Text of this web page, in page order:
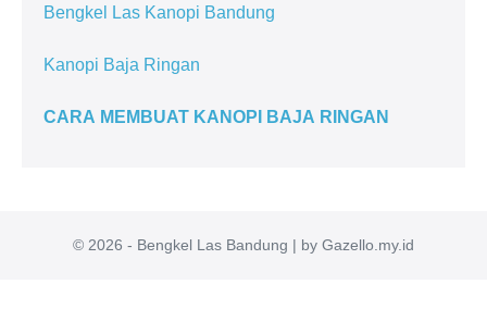
Bengkel Las Kanopi Bandung
Kanopi Baja Ringan
CARA MEMBUAT KANOPI BAJA RINGAN
© 2026 - Bengkel Las Bandung | by Gazello.my.id